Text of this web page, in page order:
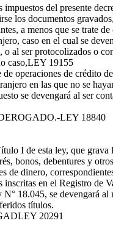
del presente
los documentos
a menos que se trate
caso en el cual se
o al ser protocolizados o
caso,LEY 19155
de operaciones de crédito
en las que no se
se devengará al ser
LEY 18840
I de esta ley, que grava
bonos, debentures y
de dinero,
inscritas en el Registro de
18.045, se devengará al
títulos.
LEY 20291